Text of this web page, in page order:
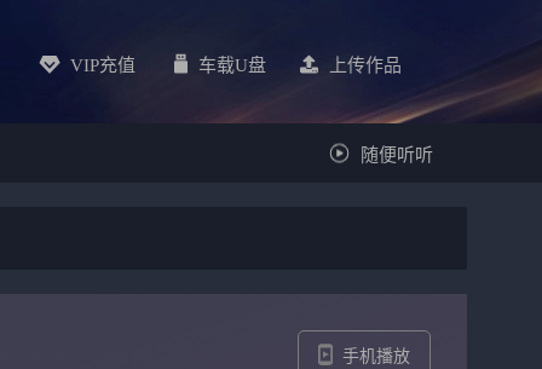
VIP充值 车载u盘 上传作品
随便听听
手机播放